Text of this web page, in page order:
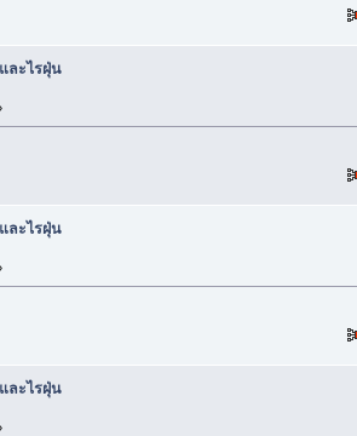
ละไรฝุ่น
ละไรฝุ่น
ละไรฝุ่น